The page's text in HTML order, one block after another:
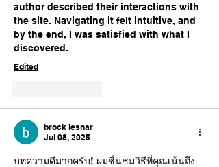
author described their interactions with
the site. Navigating it felt intuitive, and
by the end, I was satisfied with what I
discovered.
Edited
brock lesnar
Jul 08, 2025
บทความดีมากครับ! ผมชื่นชมวิธีที่คุณเน้นถึง